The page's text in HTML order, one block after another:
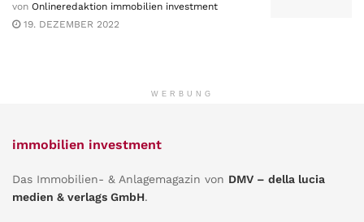
von Onlineredaktion immobilien investment
19. DEZEMBER 2022
WERBUNG
immobilien investment
Das Immobilien- & Anlagemagazin von DMV – della lucia
medien & verlags GmbH.